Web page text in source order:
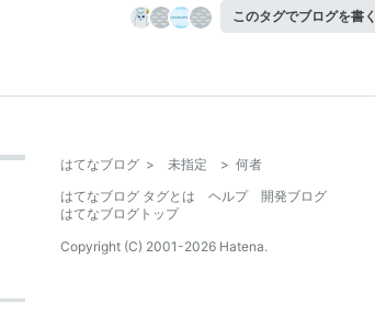
このタグでブログを書く
はてなブログ > 未指定 > 何者
はてなブログ タグとは
ヘルプ
開発ブログ
はてなブログトップ
Copyright (C) 2001-2026 Hatena.